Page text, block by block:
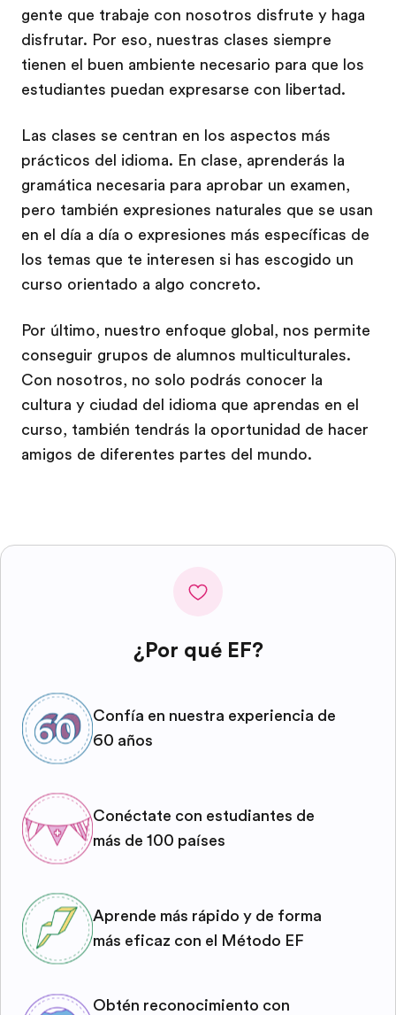
gente que trabaje con nosotros disfrute y haga
disfrutar. Por eso, nuestras clases siempre
tienen el buen ambiente necesario para que los
estudiantes puedan expresarse con libertad.
Las clases se centran en los aspectos más
prácticos del idioma. En clase, aprenderás la
gramática necesaria para aprobar un examen,
pero también expresiones naturales que se usan
en el día a día o expresiones más específicas de
los temas que te interesen si has escogido un
curso orientado a algo concreto.
Por último, nuestro enfoque global, nos permite
conseguir grupos de alumnos multiculturales.
Con nosotros, no solo podrás conocer la
cultura y ciudad del idioma que aprendas en el
curso, también tendrás la oportunidad de hacer
amigos de diferentes partes del mundo.
¿Por qué EF?
Confía en nuestra experiencia de
60 años
Conéctate con estudiantes de
más de 100 países
Aprende más rápido y de forma
más eficaz con el Método EF
Obtén reconocimiento con